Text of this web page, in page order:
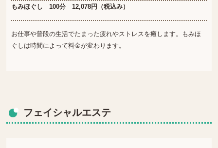
もみほぐし 100分 12,078円（税込み）
お仕事や普段の生活でたまった疲れやストレスを癒します。もみほ
ぐしは時間によって料金が変わります。
フェイシャルエステ